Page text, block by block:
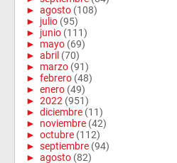
► agosto (108)
► julio (95)
► junio (111)
► mayo (69)
► abril (70)
► marzo (91)
► febrero (48)
► enero (49)
► 2022 (951)
► diciembre (11)
► noviembre (42)
► octubre (112)
► septiembre (94)
► agosto (82)